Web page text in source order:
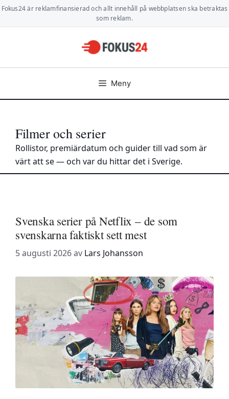
Hoppa
Fokus24 är reklamfinansierad och allt innehåll på webbplatsen ska betraktas
som reklam.
Meny
Filmer och serier
Rollistor, premiärdatum och guider till vad som är
värt att se — och var du hittar det i Sverige.
Svenska serier på Netflix – de som
svenskarna faktiskt sett mest
5 augusti 2026av Lars Johansson